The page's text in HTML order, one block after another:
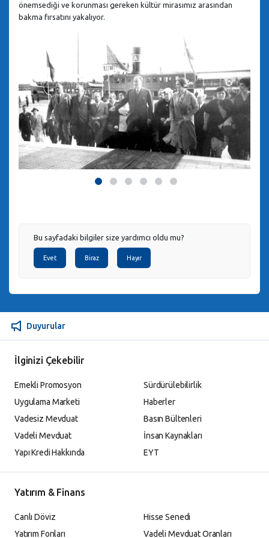
önemsediği ve korunması gereken kültür mirasımız arasından
bakma fırsatını yakalıyor.
1 2 3 4 5 6
Bu sayfadaki bilgiler size yardımcı oldu mu?
Evet Biraz Hayır
Duyurular
İlginizi Çekebilir
Emekli Promosyon
Uygulama Marketi
Vadesiz Mevduat
Vadeli Mevduat
Yapı Kredi Hakkında
Sürdürülebilirlik
Haberler
Basın Bültenleri
İnsan Kaynakları
EYT
Yatırım & Finans
Canlı Döviz
Yatırım Fonları
Hisse Senedi
Vadeli Mevduat Oranları